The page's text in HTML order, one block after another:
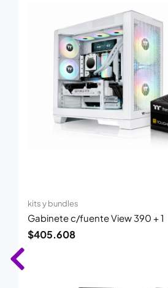
kits y bundles
Gabinete c/fuente View 390 + 1
$405.608